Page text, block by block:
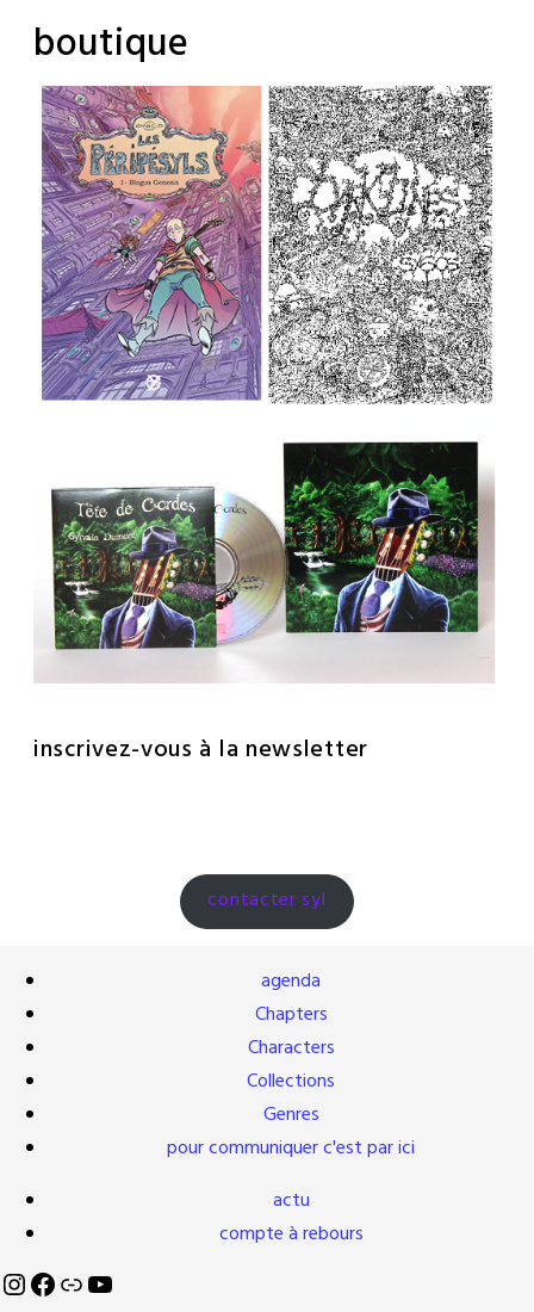
boutique
inscrivez-vous à la newsletter
contacter syl
agenda
Chapters
Characters
Collections
Genres
pour communiquer c'est par ici
actu
compte à rebours
InstagramFacebook Lien YouTube